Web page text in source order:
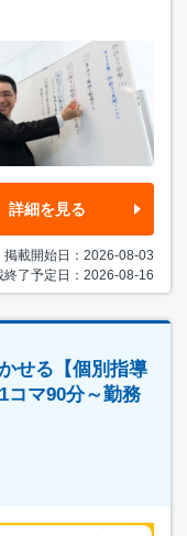
詳細を見る
掲載開始日：2026-08-03
終了予定日：2026-08-16
せる【個別指導
マ90分～勤務